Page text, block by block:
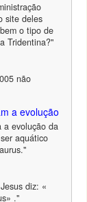
site deles
o tipo de
Tridentina?"
não
a evolução
a evolução da
aquático
diz: «
."